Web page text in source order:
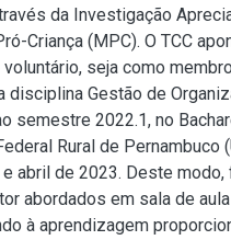
da Investigação
Criança (MPC). O TCC
seja como
disciplina Gestão de
semestre 2022.1, no
Rural de Pernambuco
abril de 2023. Deste modo,
abordados em sala de
à aprendizagem